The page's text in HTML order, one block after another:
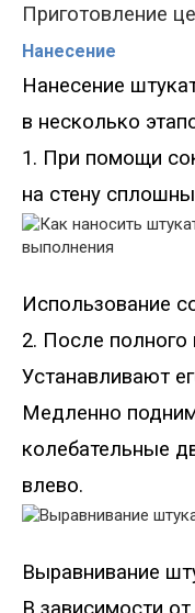
Приготовление
Нанесение
Нанесение
в несколько
1. При помощи
на стену
Использование
2. После полного
Устанавливают
Медленно
колебательные
влево.
Выравнивание